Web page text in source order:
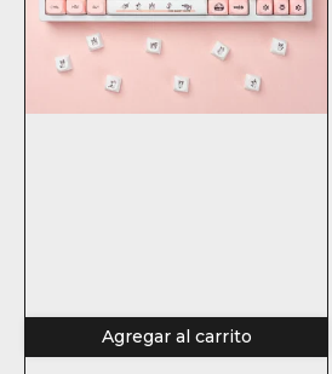
Agregar al carrito